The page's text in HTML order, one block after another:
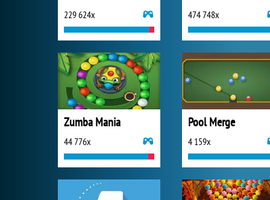
229 624x 474 748x
Zumba Mania
44 776x
Pool Merge
4 159x